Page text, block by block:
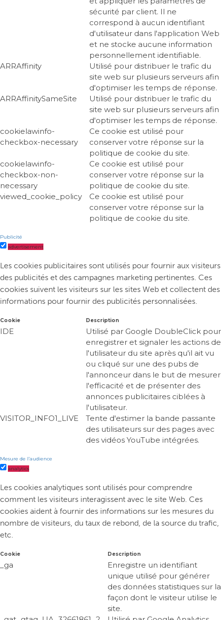
sécurité par client. Il ne
correspond à aucun identifiant
d'utilisateur dans l'application Web
et ne stocke aucune information
personnellement identifiable.
ARRAffinity
Utilisé pour distribuer le trafic du
site web sur plusieurs serveurs afin
d'optimiser les temps de réponse.
ARRAffinitySameSite
Utilisé pour distribuer le trafic du
site web sur plusieurs serveurs afin
d'optimiser les temps de réponse.
cookielawinfo-
checkbox-necessary
Ce cookie est utilisé pour
conserver votre réponse sur la
politique de cookie du site.
cookielawinfo-
checkbox-non-
necessary
Ce cookie est utilisé pour
conserver votre réponse sur la
politique de cookie du site.
viewed_cookie_policy
Ce cookie est utilisé pour
conserver votre réponse sur la
politique de cookie du site.
Publicité
advertisement
Les cookies publicitaires sont utilisés pour fournir aux visiteurs
des publicités et des campagnes marketing pertinentes. Ces
cookies suivent les visiteurs sur les sites Web et collectent des
informations pour fournir des publicités personnalisées.
Cookie Description
IDE
Utilisé par Google DoubleClick pour
enregistrer et signaler les actions de
l'utilisateur du site après qu'il ait vu
ou cliqué sur une des pubs de
l'annonceur dans le but de mesurer
l'efficacité et de présenter des
annonces publicitaires ciblées à
l'utilisateur.
VISITOR_INFO1_LIVE
Tente d'estimer la bande passante
des utilisateurs sur des pages avec
des vidéos YouTube intégrées.
Mesure de l’audience
analytics
Les cookies analytiques sont utilisés pour comprendre
comment les visiteurs interagissent avec le site Web. Ces
cookies aident à fournir des informations sur les mesures du
nombre de visiteurs, du taux de rebond, de la source du trafic,
etc.
Cookie Description
_ga
Enregistre un identifiant
unique utilisé pour générer
des données statistiques sur la
façon dont le visiteur utilise le
site.